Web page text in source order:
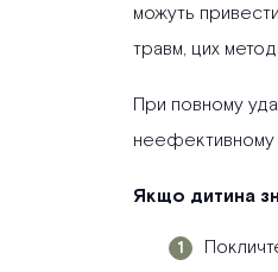
можуть
травм, цих
При повному
неефективному
Якщо дитина